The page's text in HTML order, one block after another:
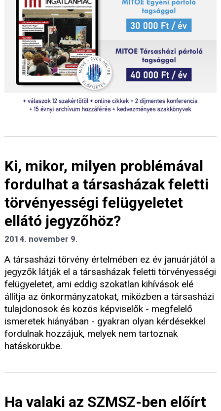
Ki, mikor, milyen problémával
fordulhat a társasházak feletti
törvényességi felügyeletet
ellátó jegyzőhöz?
2014. november 9.
A társasházi törvény értelmében ez év januárjától a
jegyzők látják el a társasházak feletti törvényességi
felügyeletet, ami eddig szokatlan kihívások elé
állítja az önkormányzatokat, miközben a társasházi
tulajdonosok és közös képviselők - megfelelő
ismeretek hiányában - gyakran olyan kérdésekkel
fordulnak hozzájuk, melyek nem tartoznak
hatáskörükbe.
Ha valaki az SZMSZ-ben előírt